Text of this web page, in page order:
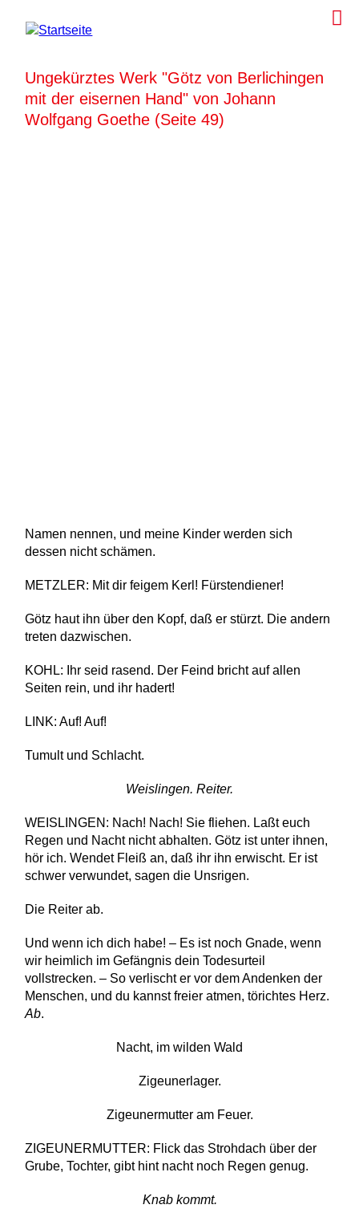
Ungekürztes Werk "Götz von Berlichingen
mit der eisernen Hand" von Johann
Wolfgang Goethe (Seite 49)
Namen nennen, und meine Kinder werden sich
dessen nicht schämen.
METZLER: Mit dir feigem Kerl! Fürstendiener!
Götz haut ihn über den Kopf, daß er stürzt. Die andern
treten dazwischen.
KOHL: Ihr seid rasend. Der Feind bricht auf allen
Seiten rein, und ihr hadert!
LINK: Auf! Auf!
Tumult und Schlacht.
Weislingen. Reiter.
WEISLINGEN: Nach! Nach! Sie fliehen. Laßt euch
Regen und Nacht nicht abhalten. Götz ist unter ihnen,
hör ich. Wendet Fleiß an, daß ihr ihn erwischt. Er ist
schwer verwundet, sagen die Unsrigen.
Die Reiter ab.
Und wenn ich dich habe! – Es ist noch Gnade, wenn
wir heimlich im Gefängnis dein Todesurteil
vollstrecken. – So verlischt er vor dem Andenken der
Menschen, und du kannst freier atmen, törichtes Herz.
Ab.
Nacht, im wilden Wald
Zigeunerlager.
Zigeunermutter am Feuer.
ZIGEUNERMUTTER: Flick das Strohdach über der
Grube, Tochter, gibt hint nacht noch Regen genug.
Knab kommt.